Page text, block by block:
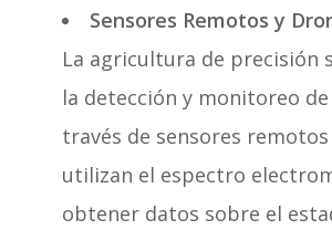
Sensores Remotos y
La agricultura de precisión
la detección y monitoreo
través de sensores
utilizan el espectro
obtener datos sobre el